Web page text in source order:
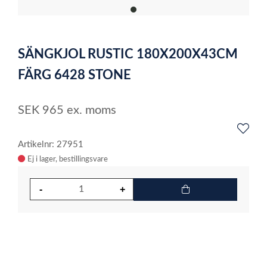
item
of
1
SÄNGKJOL RUSTIC 180X200X43CM
FÄRG 6428 STONE
SEK 965 ex. moms
Artikelnr: 27951
Ej i lager